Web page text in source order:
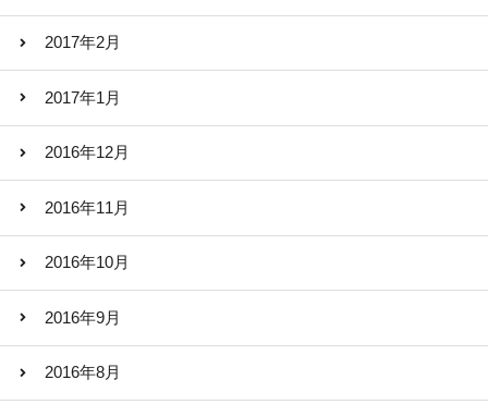
2017年2月
2017年1月
2016年12月
2016年11月
2016年10月
2016年9月
2016年8月